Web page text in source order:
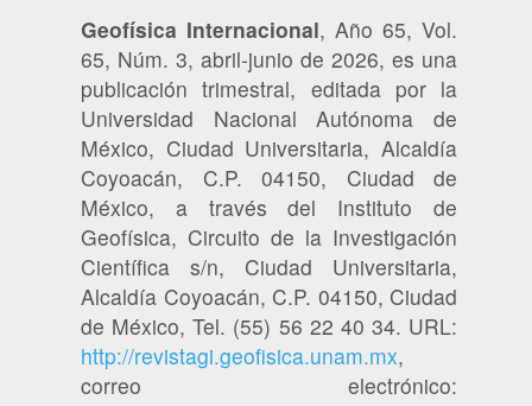
Geofísica Internacional, Año 65, Vol.
65, Núm. 3, abril-junio de 2026, es una
publicación trimestral, editada por la
Universidad Nacional Autónoma de
México, Ciudad Universitaria, Alcaldía
Coyoacán, C.P. 04150, Ciudad de
México, a través del Instituto de
Geofísica, Circuito de la Investigación
Científica s/n, Ciudad Universitaria,
Alcaldía Coyoacán, C.P. 04150, Ciudad
de México, Tel. (55) 56 22 40 34. URL:
http://revistagi.geofisica.unam.mx,
correo electrónico: